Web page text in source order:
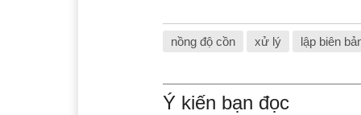
nồng độ cồn xử lý lập biên
Ý kiến bạn đọc